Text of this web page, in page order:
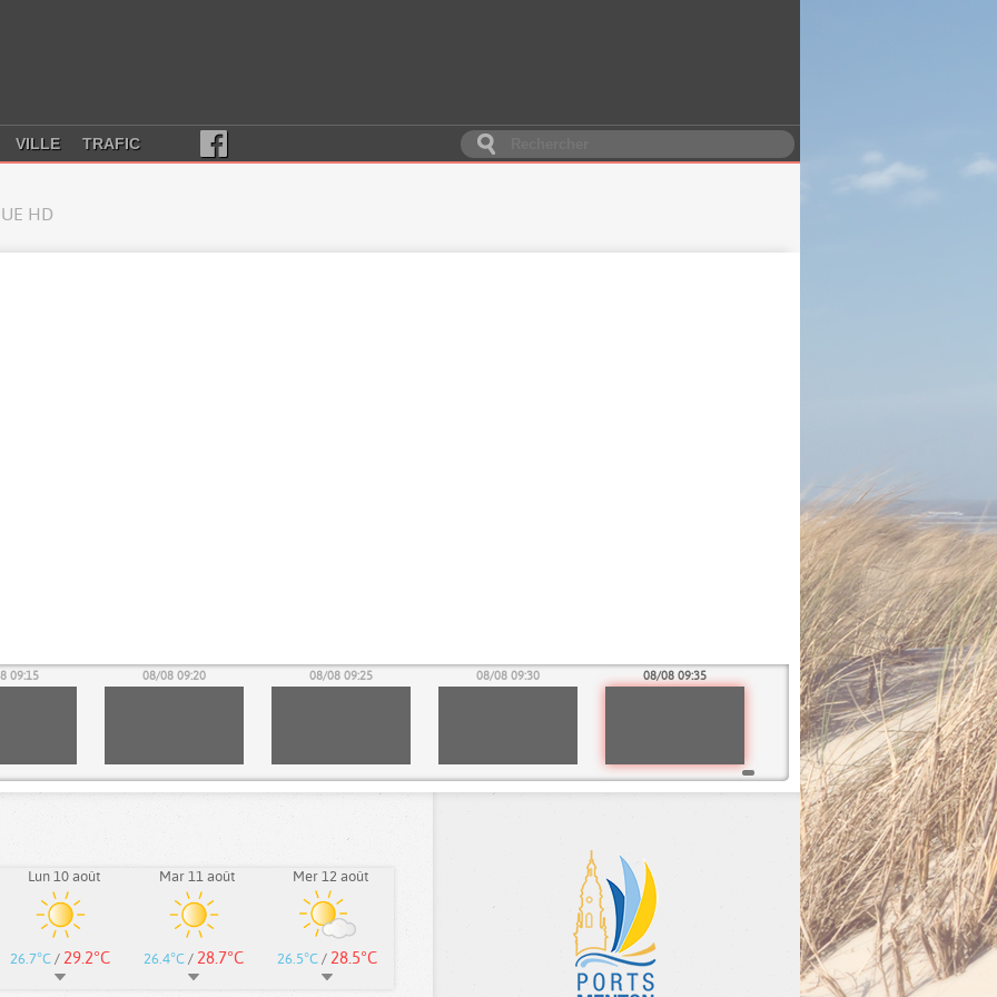
VILLE TRAFIC
HD
09:15 08/08 09:20 08/08 09:25 08/08 09:30 08/08 09:35
Lun 10 août
26.7°C / 29.2°C
Mar 11 août
26.4°C / 28.7°C
Mer 12 août
26.5°C / 28.5°C